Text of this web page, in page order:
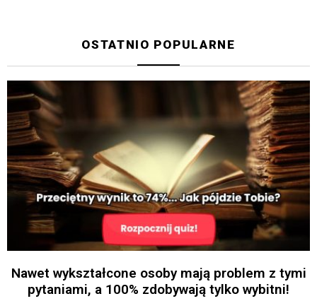
OSTATNIO POPULARNE
Nawet wykształcone osoby mają problem z tymi
pytaniami, a 100% zdobywają tylko wybitni!